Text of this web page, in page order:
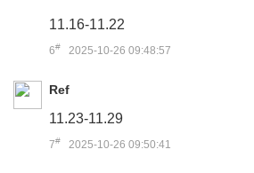
11.16-11.22
6# 2025-10-26 09:48:57
Ref
11.23-11.29
7# 2025-10-26 09:50:41